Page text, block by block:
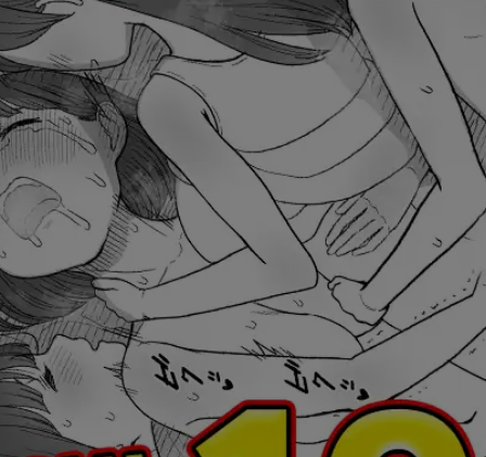
(映画「機動戦士ガンダムSEED FREEDOM」含む)